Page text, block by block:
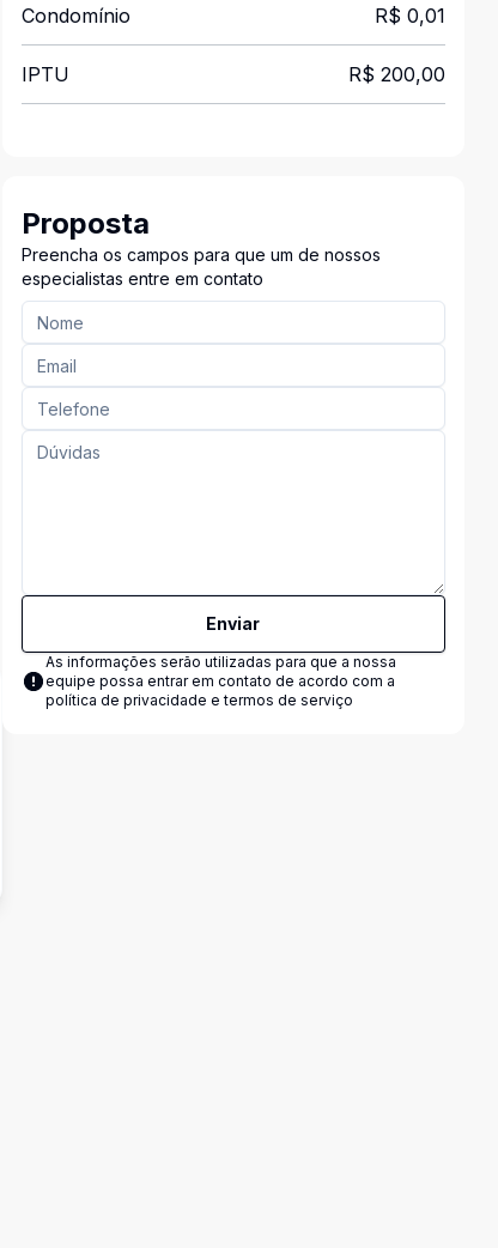
Condomínio R$ 0,01
IPTU R$ 200,00
Proposta
Preencha os campos para que um de nossos
especialistas entre em contato
Enviar
As informações serão utilizadas para que a nossa
equipe possa entrar em contato de acordo com a
política de privacidade e termos de serviço